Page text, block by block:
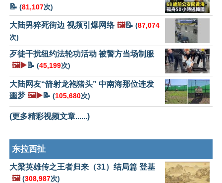
📝 (81,107次)
大陆男猝死街边 视频引爆网络 🖼️📝 (87,074
次)
歹徒干扰纽约法轮功活动 被警方当场制服
🖼️▶️📝 (45,199次)
大陆网友“箭射龙袍猪头” 中南海那位连发
噩梦 🖼️▶️📝 (105,680次)
(更多精彩视频文章......)
东拉西扯
大梁英雄传之王者归来（31）结局篇 登基
🖼️ (308,987次)